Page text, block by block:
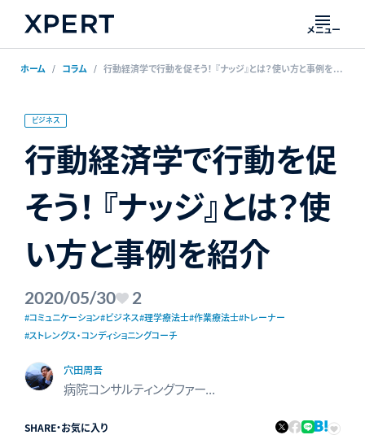
メニュー
ホーム コラム 行動経済学で行動を促そう！ 『ナッジ』とは？使い方と事例を紹介
ビジネス
行動経済学で行動を促
そう！ 『ナッジ』とは？使
い方と事例を紹介
2020/05/30 2
#コミュニケーション#ビジネス#理学療法士#作業療法士#トレーナー
#ストレングス・コンディショニングコーチ
穴田周吾
病院コンサルティングファーム 医療アナリスト
SHARE・お気に入り